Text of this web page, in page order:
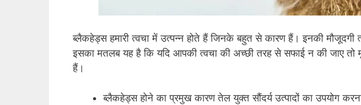
ब्‍लैकहेड्स हमारी त्‍वचा में उत्‍पन्‍न होते हैं जिनके बहुत से कारण हैं। इनकी मौजूदगी
इसका मतलब यह है कि यदि आपकी त्‍वचा की अच्‍छी तरह से सफाई न की जाए तो
हैं।
ब्‍लैकहेड्स होने का प्रमुख कारण तेल युक्‍त सौंदर्य उत्‍पादों का उपयोग